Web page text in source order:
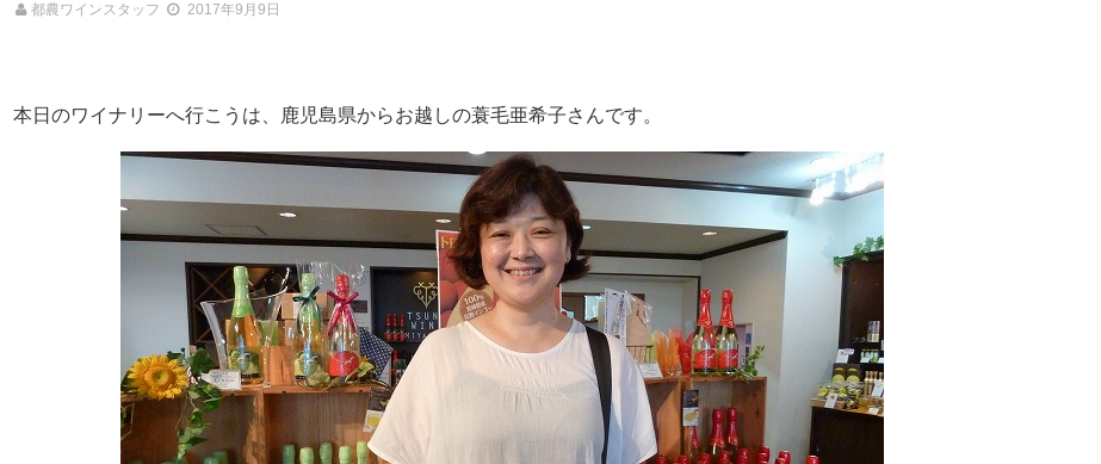
都農ワインスタッフ 2017年9月9日
本日のワイナリーへ行こうは、鹿児島県からお越しの蓑毛亜希子さんです。